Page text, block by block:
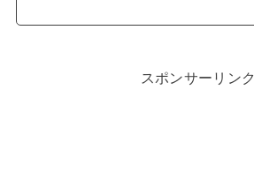
スポンサーリンク